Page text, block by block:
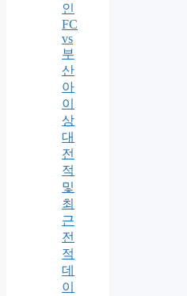
인
FC
vs
부
산
아
이
상
대
전
적
및
최
근
전
적
데
이